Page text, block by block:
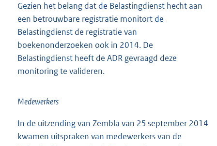
Gezien het belang dat de Belastingdienst hecht aan
een betrouwbare registratie monitort de
Belastingdienst de registratie van
boekenonderzoeken ook in 2014. De
Belastingdienst heeft de ADR gevraagd deze
monitoring te valideren.
Medewerkers
In de uitzending van Zembla van 25 september 2014
kwamen uitspraken van medewerkers van de